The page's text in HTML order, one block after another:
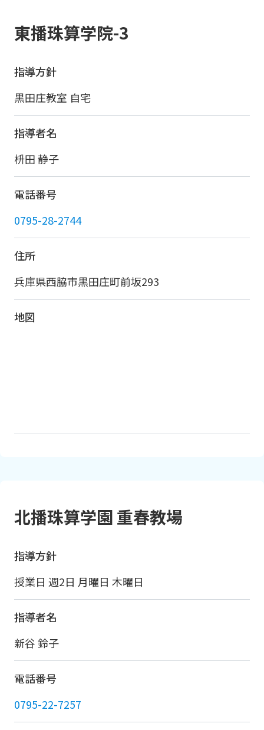
東播珠算学院-3
指導方針
黒田庄教室 自宅
指導者名
枡田 静子
電話番号
0795-28-2744
住所
兵庫県西脇市黒田庄町前坂293
地図
北播珠算学園 重春教場
指導方針
授業日 週2日 月曜日 木曜日
指導者名
新谷 鈴子
電話番号
0795-22-7257